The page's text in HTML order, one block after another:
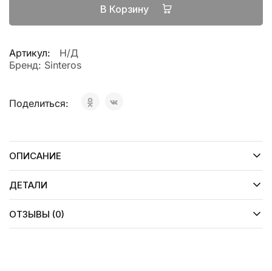
В Корзину
Артикул:
Н/Д
Бренд: Sinteros
Поделиться:
ОПИСАНИЕ
ДЕТАЛИ
ОТЗЫВЫ (0)